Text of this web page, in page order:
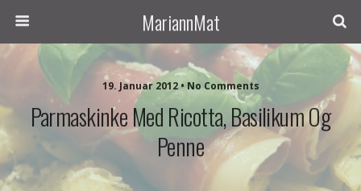
MariannMat
19. Januar 2012 • No Comments
Parmaskinke Med Ricotta, Basilikum Og
Penne